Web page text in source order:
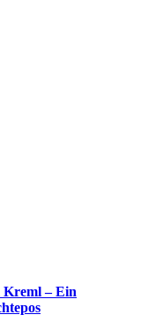
Kreml – Ein